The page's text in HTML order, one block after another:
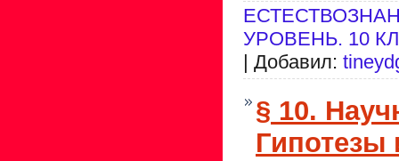
УРОВЕНЬ. 10
| Добавил:
§ 10.
Гипотезы